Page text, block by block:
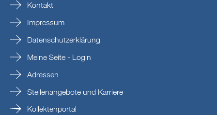
Kontakt
Impressum
Datenschutzerklärung
Meine Seite - Login
Adressen
Stellenangebote und Karriere
Kollektenportal